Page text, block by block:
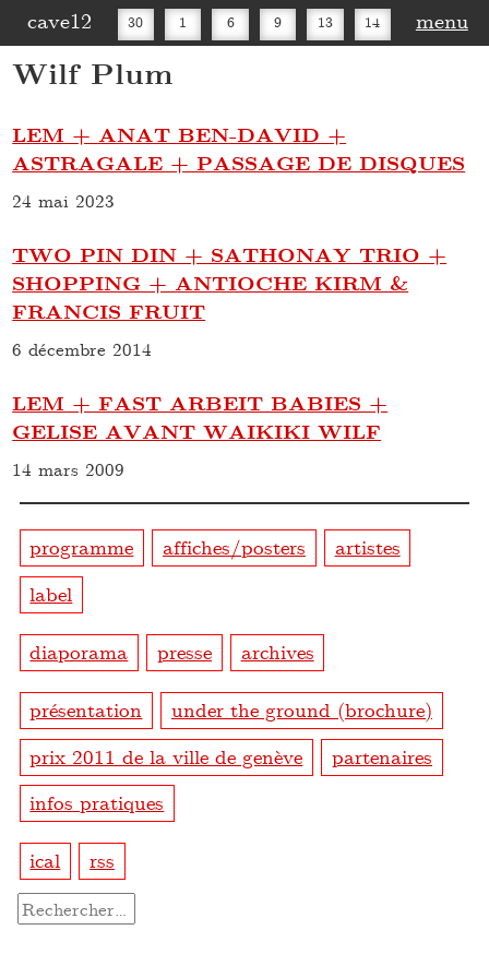
cave12 30 1 6 9 13 14 menu
Wilf Plum
LEM + ANAT BEN-DAVID +
ASTRAGALE + PASSAGE DE DISQUES
24 mai 2023
TWO PIN DIN + SATHONAY TRIO +
SHOPPING + ANTIOCHE KIRM &
FRANCIS FRUIT
6 décembre 2014
LEM + FAST ARBEIT BABIES +
GELISE AVANT WAIKIKI WILF
14 mars 2009
programme affiches/posters
artistes
label
diaporama presse archives
présentation
under the ground (brochure)
prix 2011 de la ville de genève
partenaires
infos pratiques
ical rss
Rechercher :